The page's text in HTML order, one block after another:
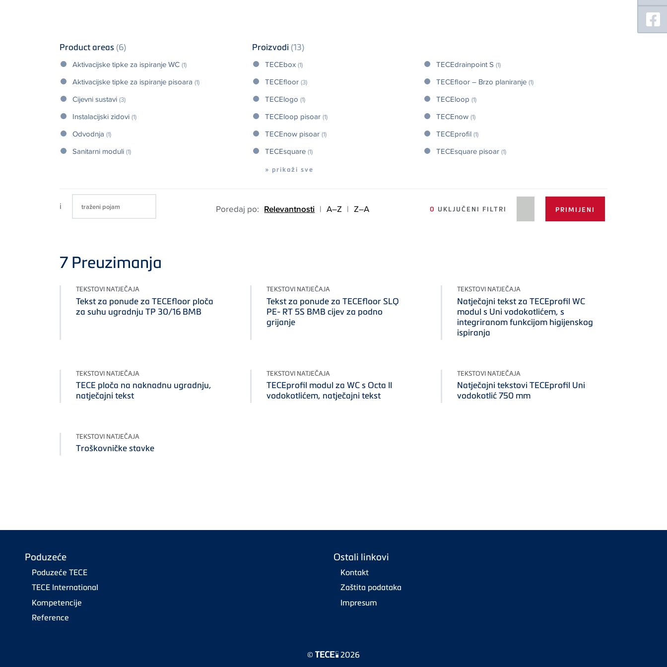
Product areas (6)
Aktivacijske tipke za ispiranje WC (1)
Aktivacijske tipke za ispiranje pisoara (1)
Cijevni sustavi (3)
Instalacijski zidovi (1)
Odvodnja (1)
Sanitarni moduli (1)
Proizvodi (13)
TECEbox (1) TECEdrainpoint S (1)
TECEfloor (3) TECEfloor – Brzo planiranje (1)
TECElogo (1) TECEloop (1)
TECEloop pisoar (1) TECEnow (1)
TECEnow pisoar (1) TECEprofil (1)
TECEsquare (1) TECEsquare pisoar (1)
» prikaži sve
i Poredaj po: Relevantnosti | A–Z | Z–A 0 UKLJUČENI FILTRI
7 Preuzimanja
TEKSTOVI NATJEČAJA
Tekst za ponude za TECEfloor ploča
za suhu ugradnju TP 30/16 BMB
TEKSTOVI NATJEČAJA
Tekst za ponude za TECEfloor SLQ
PE- RT 5S BMB cijev za podno
grijanje
TEKSTOVI NATJEČAJA
Natječajni tekst za TECEprofil WC
modul s Uni vodokotlićem, s
integriranom funkcijom higijenskog
ispiranja
TEKSTOVI NATJEČAJA
TECE ploča na naknadnu ugradnju,
natječajni tekst
TEKSTOVI NATJEČAJA
TECEprofil modul za WC s Octa II
vodokotlićem, natječajni tekst
TEKSTOVI NATJEČAJA
Natječajni tekstovi TECEprofil Uni
vodokotlić 750 mm
TEKSTOVI NATJEČAJA
Troškovničke stavke
Poduzeće
Poduzeće TECE
TECE International
Kompetencije
Reference
Ostali linkovi
Kontakt
Zaštita podataka
Impresum
© 2026